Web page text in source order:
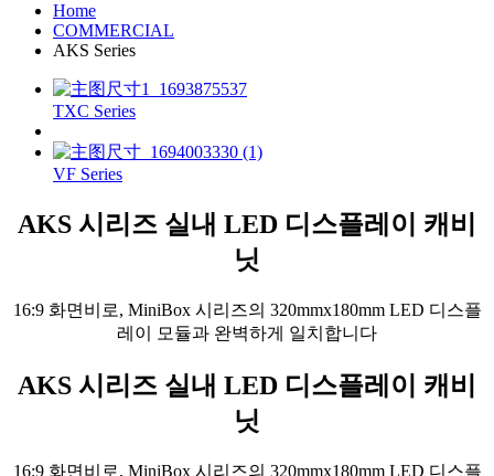
Home
COMMERCIAL
AKS Series
TXC Series
VF Series
AKS 시리즈 실내 LED 디스플레이 캐비
닛
16:9 화면비로, MiniBox 시리즈의 320mmx180mm LED 디스플
레이 모듈과 완벽하게 일치합니다
AKS 시리즈 실내 LED 디스플레이 캐비
닛
16:9 화면비로, MiniBox 시리즈의 320mmx180mm LED 디스플